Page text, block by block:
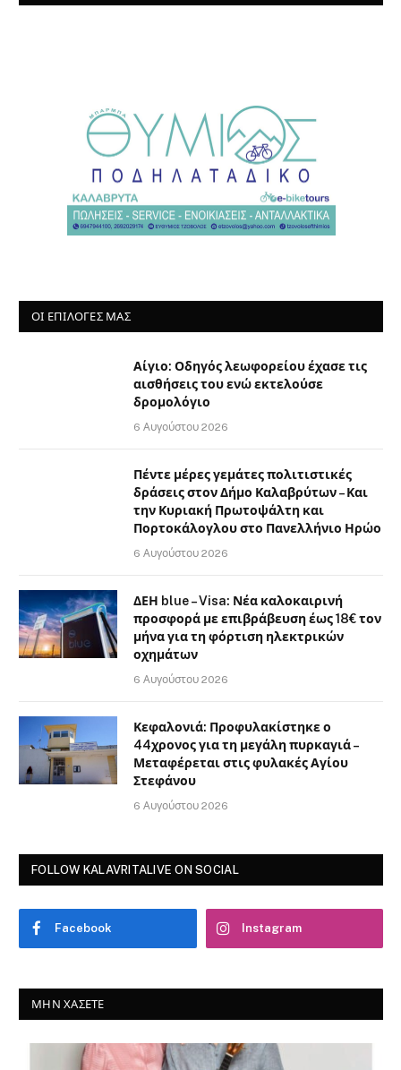
ΟΙ ΕΠΙΛΟΓΈΣ ΜΑΣ
Αίγιο: Οδηγός λεωφορείου έχασε τις
αισθήσεις του ενώ εκτελούσε
δρομολόγιο
6 Αυγούστου 2026
Πέντε μέρες γεμάτες πολιτιστικές
δράσεις στον Δήμο Καλαβρύτων – Και
την Κυριακή Πρωτοψάλτη και
Πορτοκάλογλου στο Πανελλήνιο Ηρώο
6 Αυγούστου 2026
ΔΕΗ blue – Visa: Νέα καλοκαιρινή
προσφορά με επιβράβευση έως 18€ τον
μήνα για τη φόρτιση ηλεκτρικών
οχημάτων
6 Αυγούστου 2026
Κεφαλονιά: Προφυλακίστηκε ο
44χρονος για τη μεγάλη πυρκαγιά –
Μεταφέρεται στις φυλακές Αγίου
Στεφάνου
6 Αυγούστου 2026
FOLLOW KALAVRITALIVE ON SOCIAL
Facebook Instagram
ΜΗΝ ΧΆΣΕΤΕ